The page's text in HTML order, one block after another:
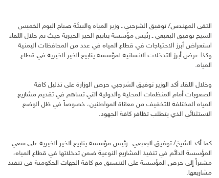
التقى المهندس/ توفيق الشرجبي ـ وزير المياه والبيئة صباح اليوم الخميس
الشيخ توفيق البعبعي ـ رئيس مؤسسة ينابيع الخير الخيرية حيث تم خلال اللقاء
استعراض أبرز الاحتياجات في قطاع المياه في عدد من المحافظات اليمنية
وكذا عرض أبرز التدخلات الانسانية لمؤسسة ينابيع الخير الخيرية في قطاع
المياه.
وخلال اللقاء أكد الوزير توفيق الشرجبي حرص الوزارة على تذليل كافة
الصعوبات أمام المنظمات المحلية والدولية التي تساهم في تقديم مشاريع
المياه المختلفة للتخفيف من معاناة المواطنين، خصوصاً في ظل الوضع
الاستثنائي الذي يتطلب تظافر كافة الجهود.
كما أكد الشيخ/ توفيق البعبعي ـ رئيس مؤسسة ينابيع الخير الخيرية على سعي
المؤسسة الدائم في تنفيذ المشاريع النوعية ضمن تدخلاتها في قطاع المياه،
مشيراً إلى حرص المؤسسة على التنسيق مع كافة الجهات الحكومية في تنفيذ
مشاريعها.